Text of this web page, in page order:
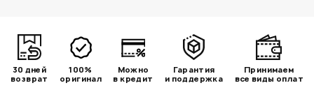
30 дней
возврат
100%
оригинал
Можно
в кредит
Гарантия
и поддержка
Принимаем
все виды оплат